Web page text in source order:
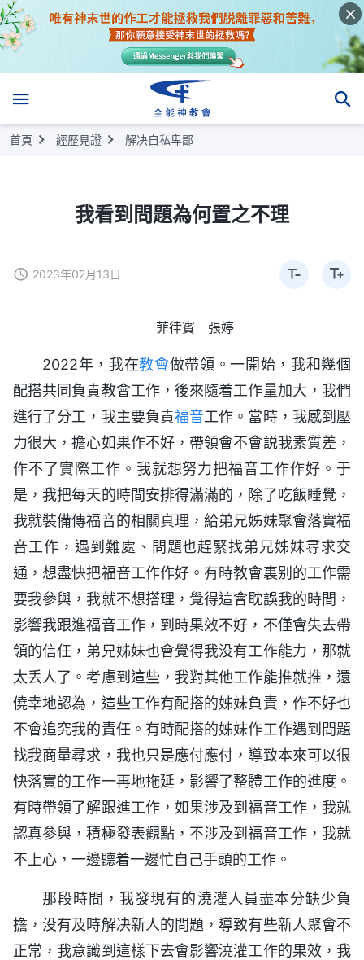
首頁 經歷見證 解决自私卑鄙
我看到問題為何置之不理
2023年02月13日
菲律賓 張婷
2022年，我在教會做帶領。一開始，我和幾個
配搭共同負責教會工作，後來隨着工作量加大，我們
進行了分工，我主要負責福音工作。當時，我感到壓
力很大，擔心如果作不好，帶領會不會説我素質差，
作不了實際工作。我就想努力把福音工作作好。于
是，我把每天的時間安排得滿滿的，除了吃飯睡覺，
我就裝備傳福音的相關真理，給弟兄姊妹聚會落實福
音工作，遇到難處、問題也趕緊找弟兄姊妹尋求交
通，想盡快把福音工作作好。有時教會裏别的工作需
要我參與，我就不想搭理，覺得這會耽誤我的時間，
影響我跟進福音工作，到時果效不好，不僅會失去帶
領的信任，弟兄姊妹也會覺得我没有工作能力，那就
太丢人了。考慮到這些，我對其他工作能推就推，還
僥幸地認為，這些工作有配搭的姊妹負責，作不好也
不會追究我的責任。有時配搭的姊妹作工作遇到問題
找我商量尋求，我也只是應付應付，導致本來可以很
快落實的工作一再地拖延，影響了整體工作的進度。
有時帶領了解跟進工作，如果涉及到福音工作，我就
認真參與，積極發表觀點，不涉及到福音工作，我就
不上心，一邊聽着一邊忙自己手頭的工作。
那段時間，我發現有的澆灌人員盡本分缺少負
擔，没有及時解决新人的問題，導致有些新人聚會不
正常，我意識到這樣下去會影響澆灌工作的果效，我